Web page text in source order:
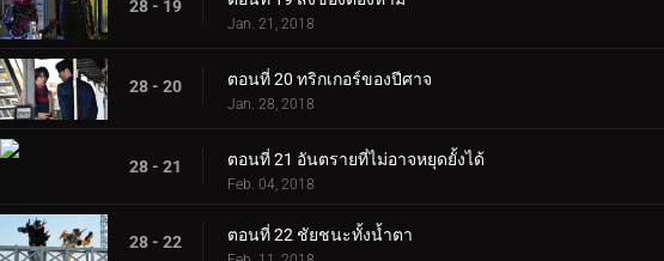
28 - 19
Jan. 21, 2018
28 - 20 ตอนที่ 20 ทริกเกอร์ของปีศาจ
Jan. 28, 2018
28 - 21 ตอนที่ 21 อันตรายที่ไม่อาจหยุดยั้งได้
Feb. 04, 2018
28 - 22 ตอนที่ 22 ชัยชนะทั้งน้ำตา